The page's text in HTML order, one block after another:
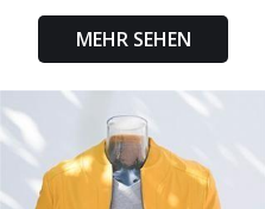
MEHR SEHEN